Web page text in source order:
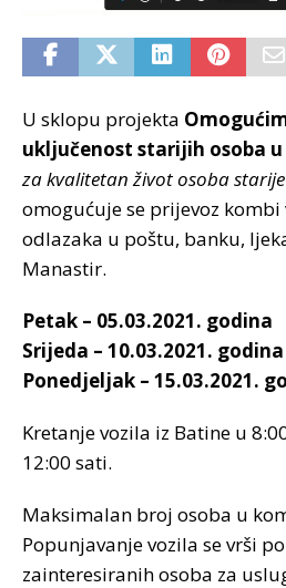
U sklopu projekta
uključenost starijih osoba u
za kvalitetan život osoba
omogućuje se prijevoz
odlazaka u poštu, banku,
Manastir.
Petak – 05.03.2021. godina
Srijeda – 10.03.2021. godina
Ponedjeljak – 15.03.2021.
Kretanje vozila iz Batine u
12:00 sati.
Maksimalan broj osoba u
Popunjavanje vozila se vrši
zainteresiranih osoba za